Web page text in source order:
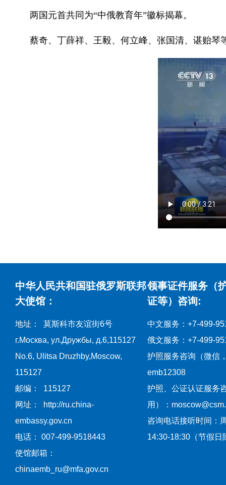
两国元首共同为“中俄教育年”徽标揭幕。
蔡奇、丁薛祥、王毅、何立峰、张国清、谌贻琴
中华人民共和国驻俄罗斯联邦
大使馆：
地址： 莫斯科市友谊街6号
г.Москва, ул.Дружбы, д.6,115127
No.6, Ulitsa Druzhby,Moscow,
115127
邮编： 115127
网址： http://ru.china-
embassy.gov.cn
电话： 007-499-9518443
使馆邮箱：
chinaemb_ru@mfa.gov.cn
领事证件服务（
证等）咨询:
中文服务：+7-499-
俄文服务：+7-499-
护照服务咨询（微信
emb12308
护照、公证认证服务
用）：
咨询电话接听时间：
14:30-18:30（节假日